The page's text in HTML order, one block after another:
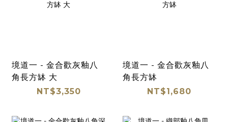
境道一 - 金合歡灰釉八
角長方缽 大
NT$3,350
境道一 - 金合歡灰釉八
角長方缽
NT$1,680